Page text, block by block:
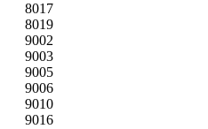
8017
8019
9002
9003
9005
9006
9010
9016